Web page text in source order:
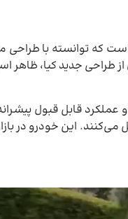
بازار است که توانسته با
طراحی جدید کیا،
می‌کنند. این خودرو